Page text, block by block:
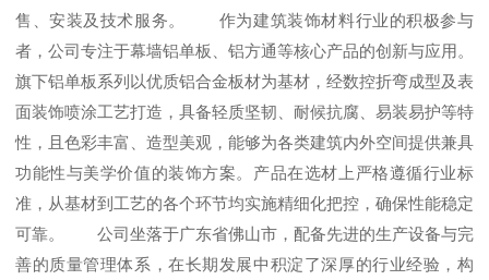
售、安装及技术服务。 作为建筑装饰材料行业的积极参与
者，公司专注于幕墙铝单板、铝方通等核心产品的创新与应用。
旗下铝单板系列以优质铝合金板材为基材，经数控折弯成型及表
面装饰喷涂工艺打造，具备轻质坚韧、耐候抗腐、易装易护等特
性，且色彩丰富、造型美观，能够为各类建筑内外空间提供兼具
功能性与美学价值的装饰方案。产品在选材上严格遵循行业标
准，从基材到工艺的各个环节均实施精细化把控，确保性能稳定
可靠。 公司坐落于广东省佛山市，配备先进的生产设备与完
善的质量管理体系，在长期发展中积淀了深厚的行业经验，构